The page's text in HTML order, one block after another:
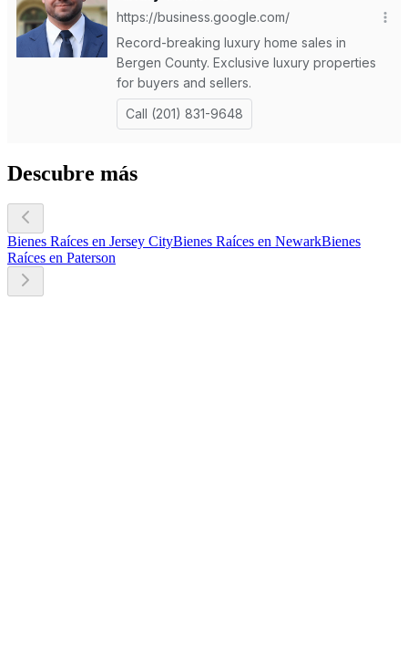
Descubre más
Bienes Raíces en Jersey CityBienes Raíces en NewarkBienes
Raíces en Paterson